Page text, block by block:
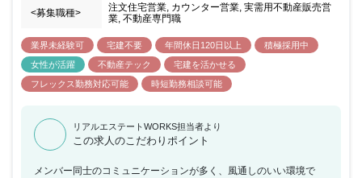
<募集職種>
注文住宅営業, カウンター営業, 実需用不動産販売営
業, 不動産専門職
業界未経験可 宅建不要 年間休日120日以上
積極採用中
女性が活躍
不動産テック
宅建を活かせる
フレックス勤務対応可能
時短勤務相談可能
リアルエステートWORKS担当者より
この求人のこだわりポイント
メンバー同士のコミュニケーションが多く、風通しのいい環境で